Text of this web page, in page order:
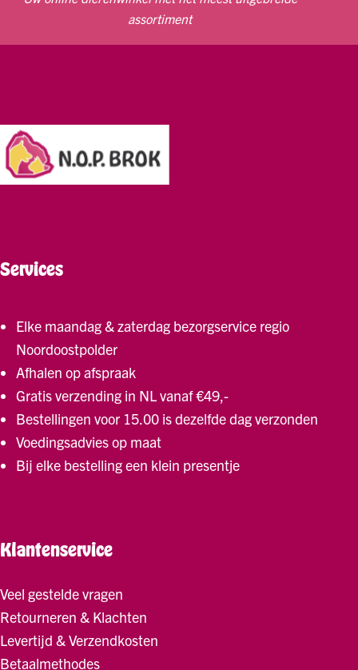
assortiment
Services
Elke maandag & zaterdag bezorgservice regio
Noordoostpolder
Afhalen op afspraak
Gratis verzending in NL vanaf €49,-
Bestellingen voor 15.00 is dezelfde dag verzonden
Voedingsadvies op maat
Bij elke bestelling een klein presentje
Klantenservice
Veel gestelde vragen
Retourneren & Klachten
Levertijd & Verzendkosten
Betaalmethodes